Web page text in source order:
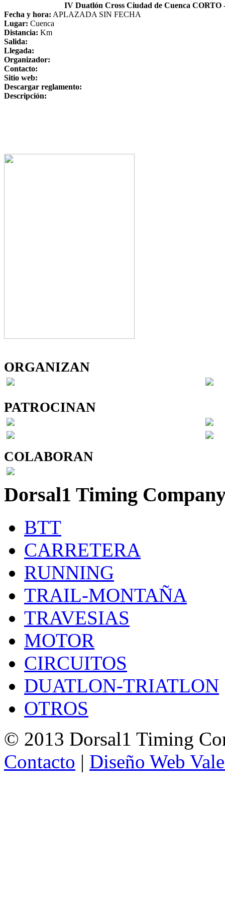
IV Duatlón Cross Ciudad de Cuenca
Fecha y hora: APLAZADA SIN FECHA
Lugar: Cuenca
Distancia: Km
Salida:
Llegada:
Organizador:
Contacto:
Sitio web:
Descargar reglamento:
Descripción:
ORGANIZAN
PATROCINAN
COLABORAN
Dorsal1 Timing
BTT
CARRETERA
RUNNING
TRAIL-MONTAÑA
TRAVESIAS
MOTOR
CIRCUITOS
DUATLON-TRIATLON
OTROS
© 2013 Dorsal1 Timing
Contacto | Diseño Web